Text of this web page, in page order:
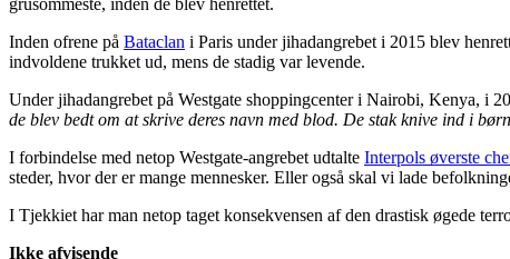
Inden ofrene på Bataclan i Paris under jihadangrebet i 2015 blev
indvoldene trukket ud, mens de stadig var levende.
Under jihadangrebet på Westgate shoppingcenter i Nairobi, Kenya, i
de blev bedt om at skrive deres navn med blod. De stak knive ind i
I forbindelse med netop Westgate-angrebet udtalte Interpols øverste
steder, hvor der er mange mennesker. Eller også skal vi lade
I Tjekkiet har man netop taget konsekvensen af den drastisk øgede
Ikke afvisende